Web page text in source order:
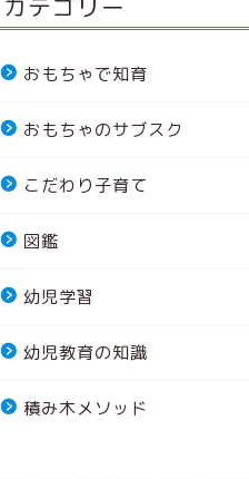
カテゴリー
おもちゃで知育
おもちゃのサブスク
こだわり子育て
図鑑
幼児学習
幼児教育の知識
積み木メソッド